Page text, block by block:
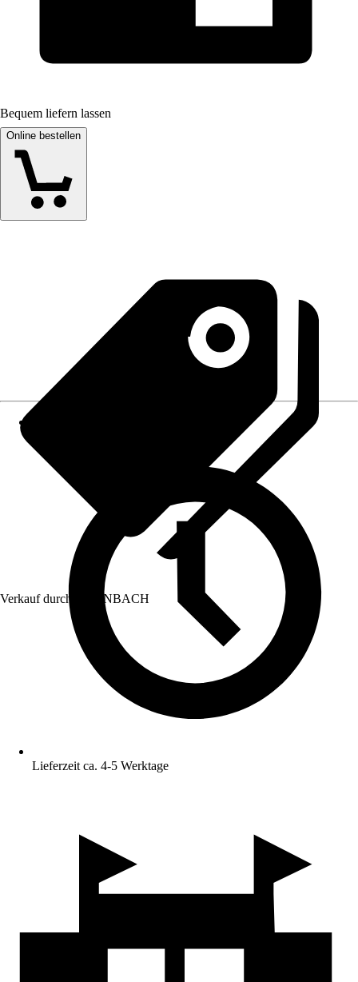
Bequem liefern lassen
Online bestellen
Verkauf durch: HORNBACH
Lieferzeit ca. 4-5 Werktage